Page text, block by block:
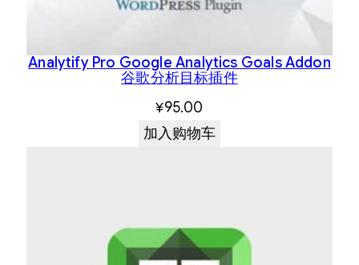
Analytify Pro Google Analytics Goals Addon
谷歌分析目标插件
¥95.00
加入购物车